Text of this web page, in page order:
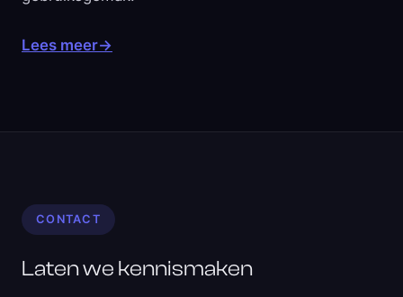
Lees meer→
CONTACT
Laten we kennismaken